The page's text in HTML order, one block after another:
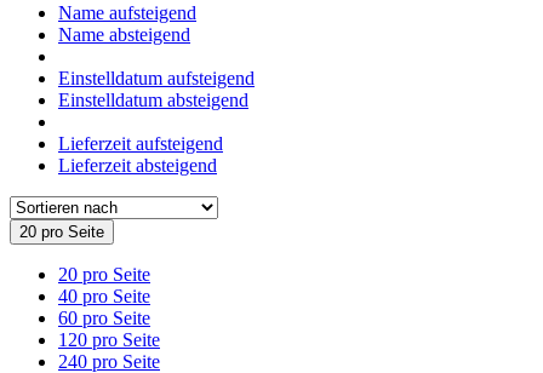
Name aufsteigend
Name absteigend
Einstelldatum aufsteigend
Einstelldatum absteigend
Lieferzeit aufsteigend
Lieferzeit absteigend
20 pro Seite
20 pro Seite
40 pro Seite
60 pro Seite
120 pro Seite
240 pro Seite